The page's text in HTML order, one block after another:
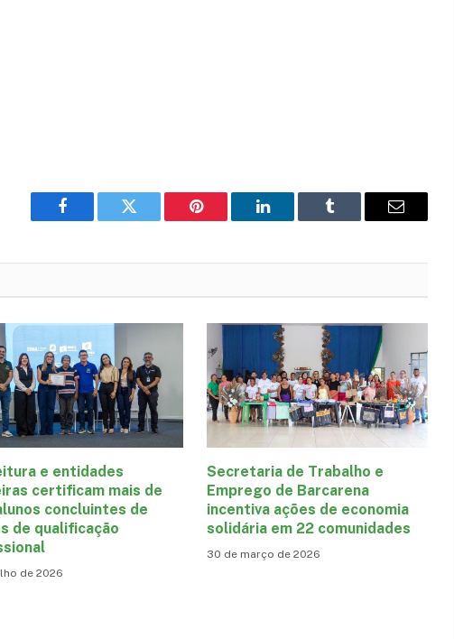
Facebook Twitter Pinterest LinkedIn Tumblr
E-
e entidades
certificam mais de
concluintes de
de qualificação
de 2026
Secretaria de Trabalho e
Emprego de Barcarena
incentiva ações de economia
solidária em 22 comunidades
30 de março de 2026